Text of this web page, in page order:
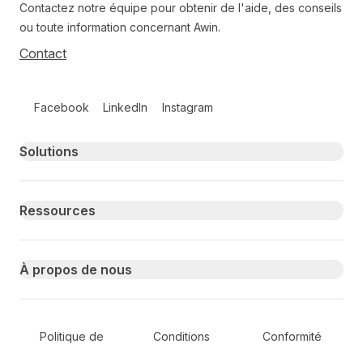
Contactez notre équipe pour obtenir de l'aide, des conseils
ou toute information concernant Awin.
Contact
Facebook LinkedIn Instagram
Primary footer navigation
Solutions
Ressources
À propos de nous
Secondary Footer Navigation
Politique de
Conditions
Conformité